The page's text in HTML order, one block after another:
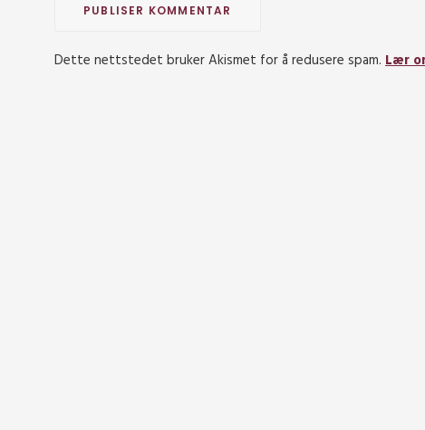
Dette nettstedet bruker Akismet for å redusere spam. Lær